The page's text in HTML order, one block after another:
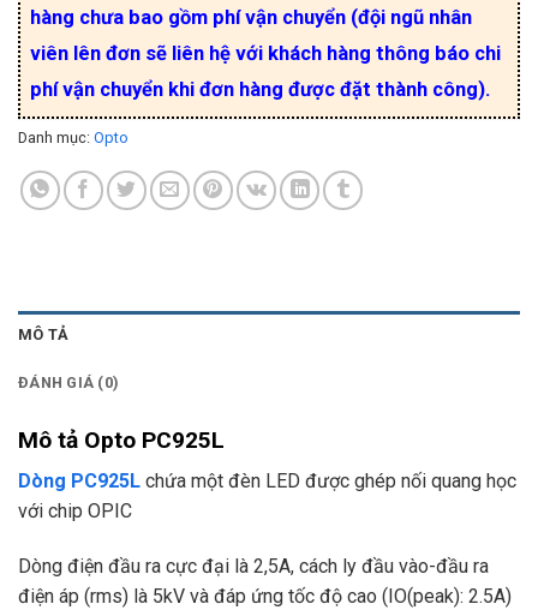
hàng chưa bao gồm phí vận chuyển (đội ngũ nhân
viên lên đơn sẽ liên hệ với khách hàng thông báo chi
phí vận chuyển khi đơn hàng được đặt thành công).
Danh mục: Opto
MÔ TẢ
ĐÁNH GIÁ (0)
Mô tả Opto PC925L
Dòng PC925L chứa một đèn LED được ghép nối quang học
với chip OPIC
Dòng điện đầu ra cực đại là 2,5A, cách ly đầu vào-đầu ra
điện áp (rms) là 5kV và đáp ứng tốc độ cao (IO(peak): 2.5A)